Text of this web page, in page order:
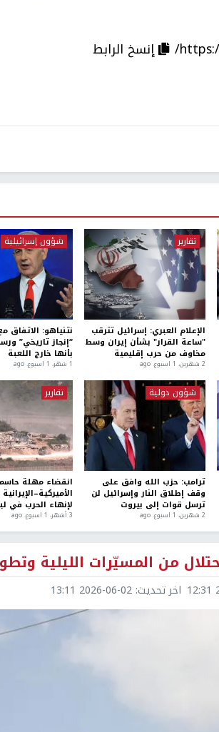
إنسخ الرابط
تقارير
الإعلام العبري: إسرائيل تترقب
"ساعة القرار" بشأن إيران وسط
مخاوف من حرب إقليمية
2 شهرين، 1 اسبوع. ago
شؤون إسرائيلية
نتنياهو: الاتفاق
“إنجاز تاريخي”
بأنها خارج اللعبة
1 شهر، 1 اسبوع. ago
شؤون دولية
ترامب: حزب الله وافق على
وقف إطلاق النار وإسرائيل لن
ترسل قوات إلى بيروت
2 شهرين، 1 اسبوع. ago
تقارير
انقضاء مهلة
لإنهاء الحرب في
3 أشهر، 1 اسبوع. ago
من المسيّرات الليلية
اخر تحديث: 2026-06-02 13:11